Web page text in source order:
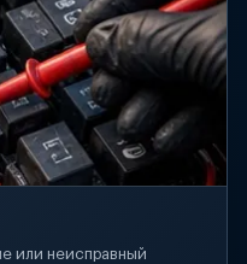
или неисправный